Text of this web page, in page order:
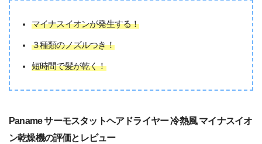
マイナスイオンが発生する！
３種類のノズルつき！
短時間で髪が乾く！
Paname サーモスタットヘアドライヤー 冷熱風 マイナスイオ
ン乾燥機の評価とレビュー